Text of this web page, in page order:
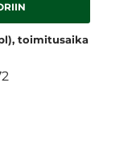
toimitusaika